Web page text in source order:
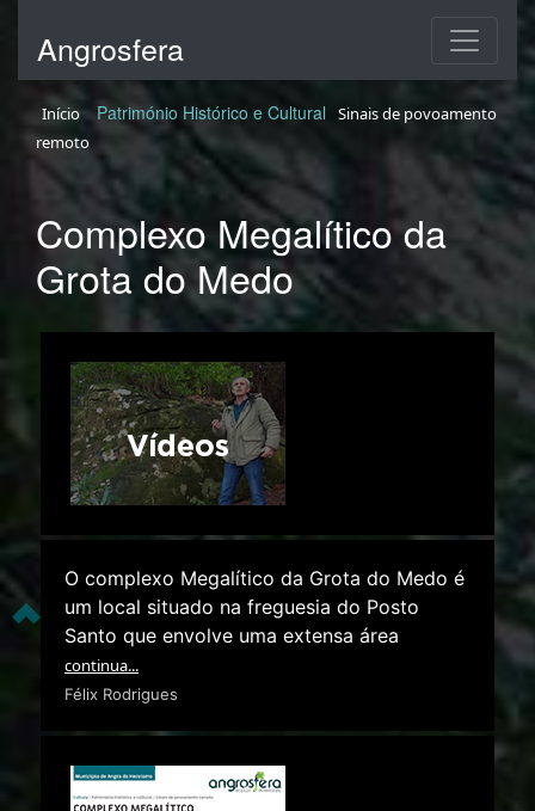
Angrosfera
Início Património Histórico e Cultural
Sinais de povoamento
remoto
Complexo Megalítico da
Grota do Medo
O complexo Megalítico da Grota do Medo é
um local situado na freguesia do Posto
Santo que envolve uma extensa área
continua...
Félix Rodrigues